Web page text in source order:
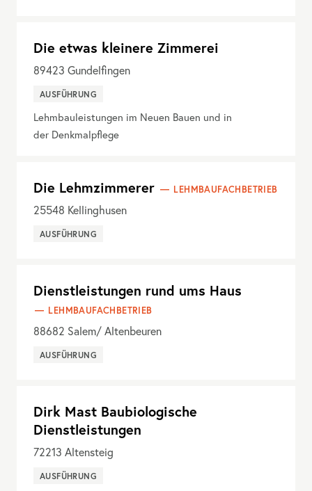
Die etwas kleinere Zimmerei
89423 Gundelfingen
AUSFÜHRUNG
Lehmbauleistungen im Neuen Bauen und in
der Denkmalpflege
Die Lehmzimmerer LEHMBAUFACHBETRIEB
25548 Kellinghusen
AUSFÜHRUNG
Dienstleistungen rund ums Haus
LEHMBAUFACHBETRIEB
88682 Salem/ Altenbeuren
AUSFÜHRUNG
Dirk Mast Baubiologische
Dienstleistungen
72213 Altensteig
AUSFÜHRUNG